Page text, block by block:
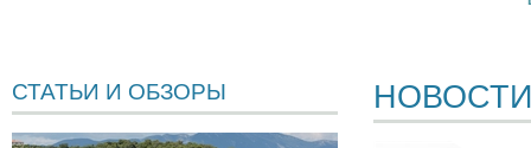
СТАТЬИ И ОБЗОРЫ НОВОСТИ